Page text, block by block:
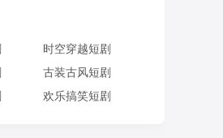
时空穿越短剧
古装古风短剧
欢乐搞笑短剧